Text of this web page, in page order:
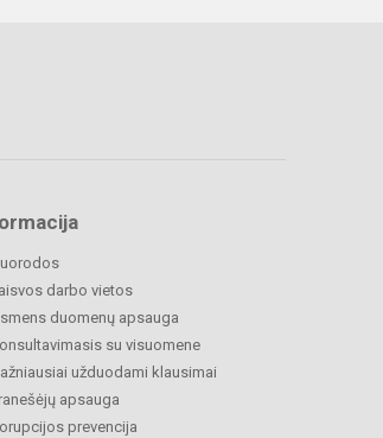
darbo vietos
duomenų apsauga
su visuomene
užduodami klausimai
apsauga
prevencija